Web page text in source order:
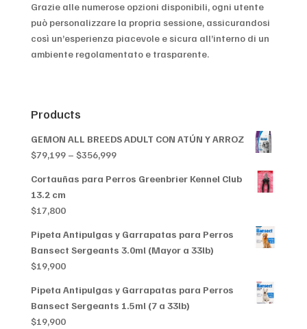
Grazie alle numerose opzioni disponibili, ogni utente
può personalizzare la propria sessione, assicurandosi
così un’esperienza piacevole e sicura all’interno di un
ambiente regolamentato e trasparente.
Products
GEMON ALL BREEDS ADULT CON ATÚN Y ARROZ
$79,199 – $356,999Price
$79,199
Cortauñas para Perros Greenbrier Kennel Club
13.2 cm
$17,800
Pipeta Antipulgas y Garrapatas para Perros
Bansect Sergeants 3.0ml (Mayor a 33lb)
$19,900
Pipeta Antipulgas y Garrapatas para Perros
Bansect Sergeants 1.5ml (7 a 33lb)
$19,900